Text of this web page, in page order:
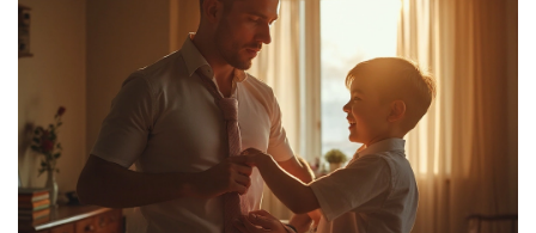
могут иметь нежелательные
последствия. В статье рассматриваются
типичные заблуждения отцов и их
влияние на развитие ребенка.
Предоставляются советы по избеганию
таких ошибок, чтобы создать крепкие и
здоровые отношения с сыном.